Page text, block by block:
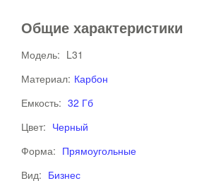
Общие характеристики
Модель: L31
Материал: Карбон
Емкость: 32 Гб
Цвет: Черный
Форма: Прямоугольные
Вид: Бизнес